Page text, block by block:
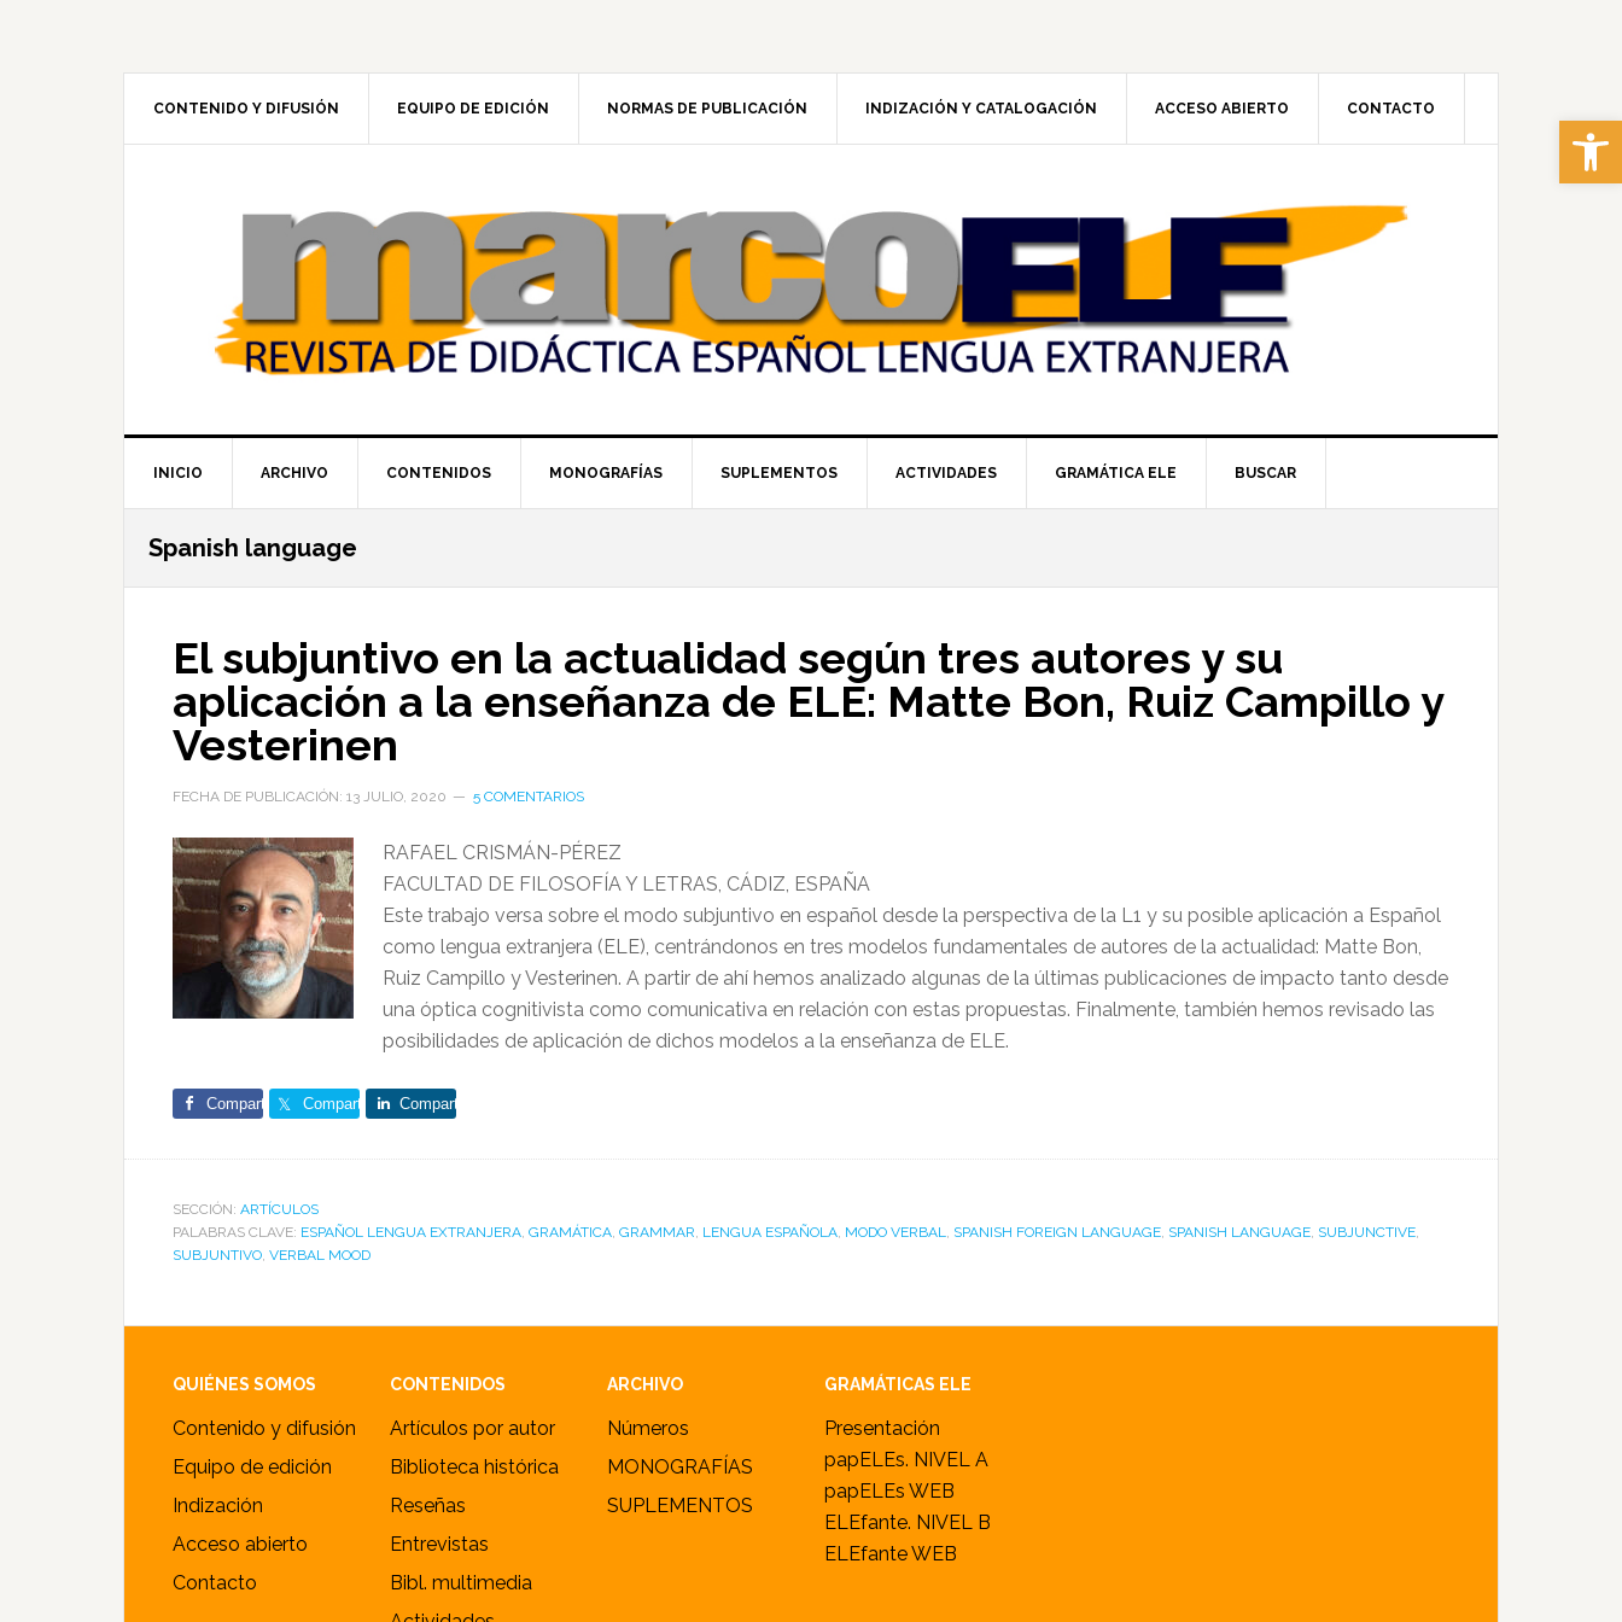
Abrir
CONTENIDO Y DIFUSIÓN EQUIPO DE EDICIÓN NORMAS DE PUBLICACIÓN INDIZACIÓN Y CATALOGACIÓN ACCESO ABIERTO CONTACTO
INICIO ARCHIVO CONTENIDOS MONOGRAFÍAS SUPLEMENTOS ACTIVIDADES GRAMÁTICA ELE BUSCAR
Spanish language
El subjuntivo en la actualidad según tres autores y su
aplicación a la enseñanza de ELE: Matte Bon, Ruiz Campillo y
Vesterinen
FECHA DE PUBLICACIÓN: 13 JULIO, 2020 5 COMENTARIOS
RAFAEL CRISMÁN-PÉREZ
FACULTAD DE FILOSOFÍA Y LETRAS, CÁDIZ, ESPAÑA
Este trabajo versa sobre el modo subjuntivo en español desde la perspectiva de la L1 y su posible aplicación a Español
como lengua extranjera (ELE), centrándonos en tres modelos fundamentales de autores de la actualidad: Matte Bon,
Ruiz Campillo y Vesterinen. A partir de ahí hemos analizado algunas de la últimas publicaciones de impacto tanto desde
una óptica cognitivista como comunicativa en relación con estas propuestas. Finalmente, también hemos revisado las
posibilidades de aplicación de dichos modelos a la enseñanza de ELE.
Comparte Comparte Comparte
SECCIÓN: ARTÍCULOS
PALABRAS CLAVE: ESPAÑOL LENGUA EXTRANJERA, GRAMÁTICA, GRAMMAR, LENGUA ESPAÑOLA, MODO VERBAL, SPANISH FOREIGN LANGUAGE, SPANISH LANGUAGE, SUBJUNCTIVE,
SUBJUNTIVO, VERBAL MOOD
Footer
QUIÉNES SOMOS
Contenido y difusión
Equipo de edición
Indización
Acceso abierto
Contacto
CONTENIDOS
Artículos por autor
Biblioteca histórica
Reseñas
Entrevistas
Bibl. multimedia
ARCHIVO
Números
MONOGRAFÍAS
SUPLEMENTOS
GRAMÁTICAS ELE
Presentación
papELEs. NIVEL A
papELEs WEB
ELEfante. NIVEL B
ELEfante WEB